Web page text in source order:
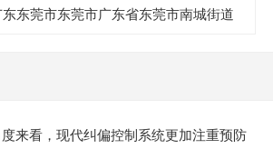
东东莞市东莞市广东省东莞市南城街道
来看，现代纠偏控制系统更加注重预防